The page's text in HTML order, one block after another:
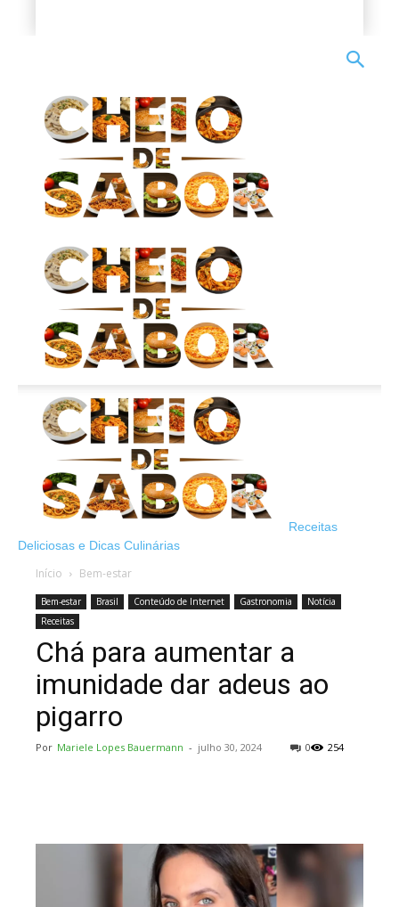
Receitas
Deliciosas e Dicas Culinárias
Início Bem-estar
Bem-estar Brasil Conteúdo de Internet Gastronomia
Notícia
Receitas
Chá para aumentar a
imunidade dar adeus ao
pigarro
Por Mariele Lopes Bauermann - julho 30, 2024 254
0